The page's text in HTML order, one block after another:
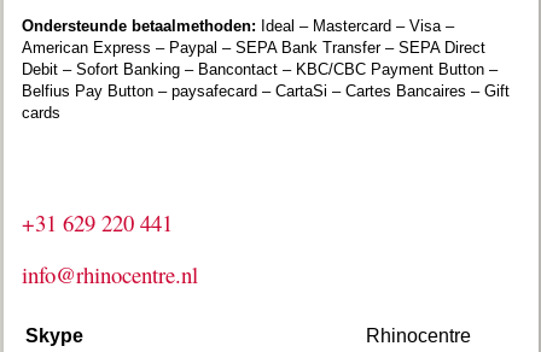
Ondersteunde betaalmethoden: Ideal – Mastercard – Visa –
American Express – Paypal – SEPA Bank Transfer – SEPA Direct
Debit – Sofort Banking – Bancontact – KBC/CBC Payment Button –
Belfius Pay Button – paysafecard – CartaSi – Cartes Bancaires – Gift
cards
+31 629 220 441
info@rhinocentre.nl
Skype Rhinocentre